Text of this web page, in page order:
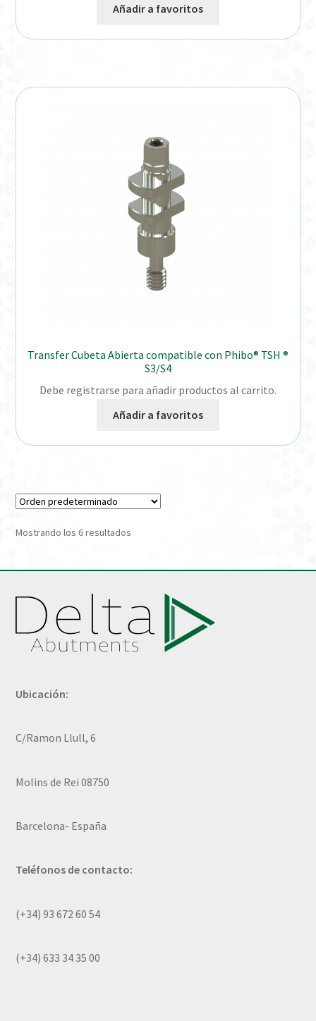
Añadir a favoritos
Transfer Cubeta Abierta compatible con Phibo® TSH ®
S3/S4
Debe registrarse para añadir productos al carrito.
Añadir a favoritos
Mostrando los 6 resultados
Ubicación:
C/Ramon Llull, 6
Molins de Rei 08750
Barcelona- España
Teléfonos de contacto:
(+34) 93 672 60 54
(+34) 633 34 35 00